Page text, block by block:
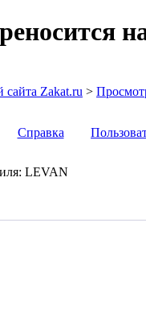
сайта Zakat.ru >
Справка
: LEVAN